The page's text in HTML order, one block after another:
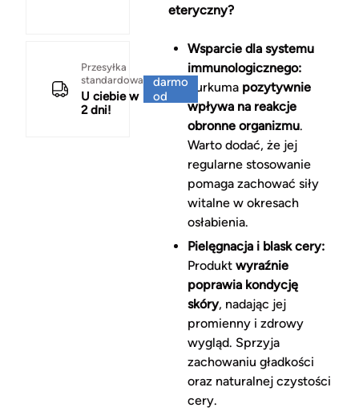
Przesyłka
standardowa
U ciebie w
2 dni!
darmo
od
eteryczny?
Wsparcie dla systemu
immunologicznego:
Kurkuma pozytywnie
wpływa na reakcje
obronne organizmu.
Warto dodać, że jej
regularne stosowanie
pomaga zachować siły
witalne w okresach
osłabienia.
Pielęgnacja i blask cery:
Produkt wyraźnie
poprawia kondycję
skóry, nadając jej
promienny i zdrowy
wygląd. Sprzyja
zachowaniu gładkości
oraz naturalnej czystości
cery.